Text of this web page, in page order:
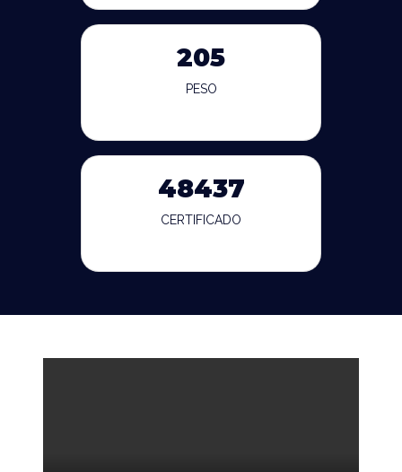
205
PESO
48437
CERTIFICADO